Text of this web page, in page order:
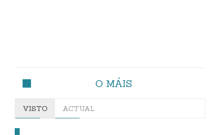
O MÁIS
VISTO ACTUAL